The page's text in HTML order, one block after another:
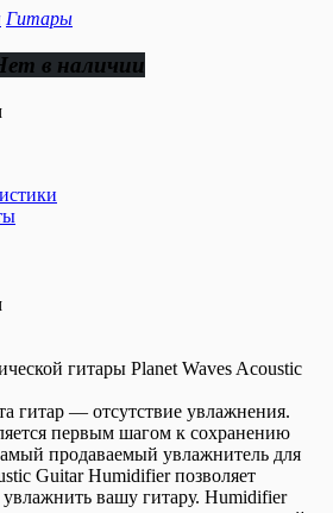
Гитары
в наличии
гитары Planet Waves Acoustic
гитар — отсутствие увлажнения.
первым шагом к сохранению
продаваемый увлажнитель для
Guitar Humidifier позволяет
вашу гитару. Humidifier